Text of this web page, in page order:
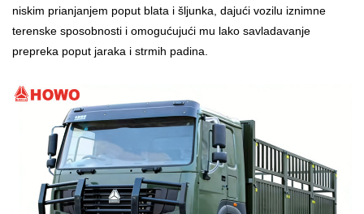
niskim prianjanjem poput blata i šljunka, dajući vozilu iznimne
terenske sposobnosti i omogućujući mu lako savladavanje
prepreka poput jaraka i strmih padina.